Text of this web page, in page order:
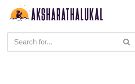
content